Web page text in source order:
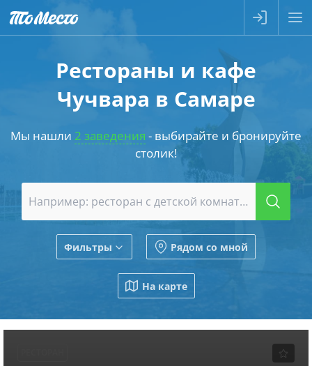
Рестораны и кафе
Чучвара в Самаре
Мы нашли 2 заведения - выбирайте и бронируйте
столик!
Фильтры Рядом со мной
На карте